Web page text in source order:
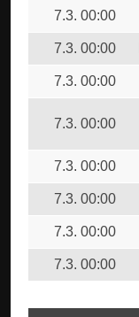
7.3. 00:00
7.3. 00:00
7.3. 00:00
7.3. 00:00
7.3. 00:00
7.3. 00:00
7.3. 00:00
7.3. 00:00